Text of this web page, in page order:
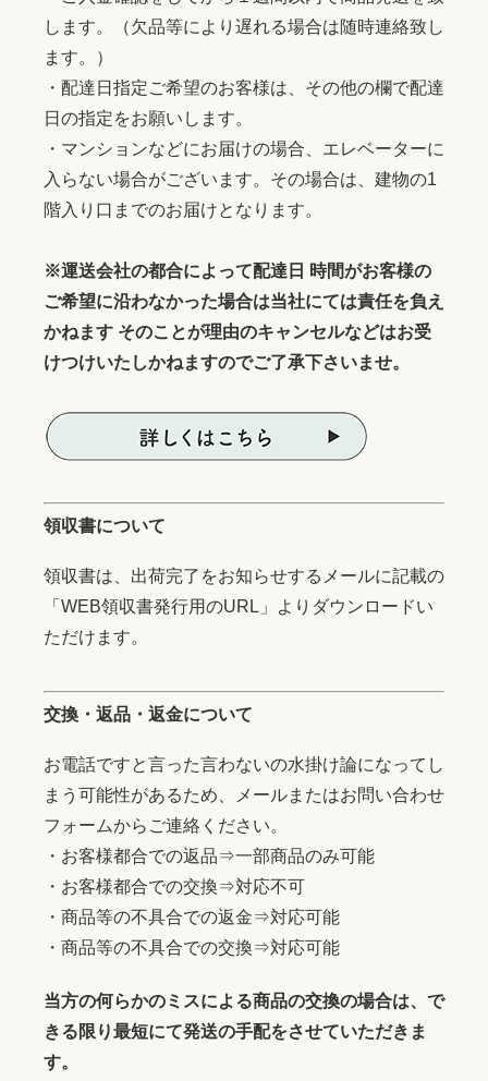
します。（欠品等により遅れる場合は随時連絡致し
ます。）
・配達日指定ご希望のお客様は、その他の欄で配達
日の指定をお願いします。
・マンションなどにお届けの場合、エレベーターに
入らない場合がございます。その場合は、建物の1
階入り口までのお届けとなります。
※運送会社の都合によって配達日 時間がお客様の
ご希望に沿わなかった場合は当社にては責任を負え
かねます そのことが理由のキャンセルなどはお受
けつけいたしかねますのでご了承下さいませ。
領収書について
領収書は、出荷完了をお知らせするメールに記載の
「WEB領収書発行用のURL」よりダウンロードい
ただけます。
交換・返品・返金について
お電話ですと言った言わないの水掛け論になってし
まう可能性があるため、メールまたはお問い合わせ
フォームからご連絡ください。
・お客様都合での返品⇒一部商品のみ可能
・お客様都合での交換⇒対応不可
・商品等の不具合での返金⇒対応可能
・商品等の不具合での交換⇒対応可能
当方の何らかのミスによる商品の交換の場合は、で
きる限り最短にて発送の手配をさせていただきま
す。